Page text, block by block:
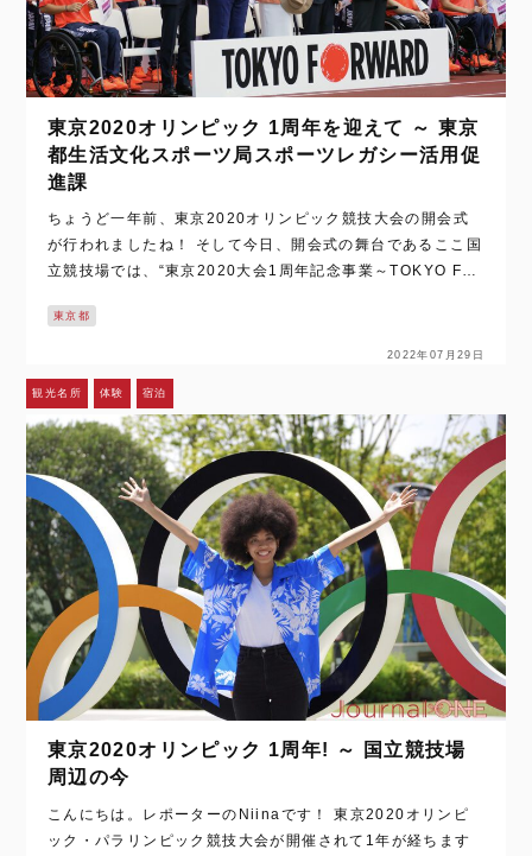
東京2020オリンピック 1周年を迎えて ～ 東京
都生活文化スポーツ局スポーツレガシー活用促
進課
ちょうど一年前、東京2020オリンピック競技大会の開会式
が行われましたね！ そして今日、開会式の舞台であるここ国
立競技場では、“東京2020大会1周年記念事業～TOKYO FO
リンピック競技な…
東京都
2022年07月29日
観光名所 体験 宿泊
東京2020オリンピック 1周年! ～ 国立競技場
周辺の今
こんにちは。レポーターのNiinaです！ 東京2020オリンピ
ック・パラリンピック競技大会が開催されて1年が経ちます